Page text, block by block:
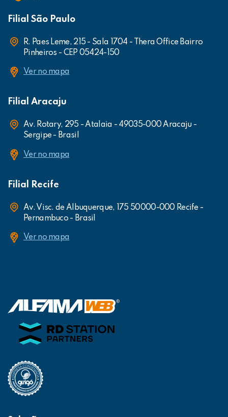
Filial São Paulo
R. Paes Leme, 215 - Sala 1704 - Thera Office Bairro
Pinheiros - CEP 05424-150
Ver no mapa
Filial Aracaju
Av. Rotary, 295 - Atalaia - 49035-000 Aracaju -
Sergipe - Brasil
Ver no mapa
Filial Recife
Av. Visc. de Albuquerque, 175 50000-000 Recife -
Pernambuco - Brasil
Ver no mapa